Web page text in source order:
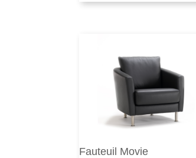
Fauteuil Movie